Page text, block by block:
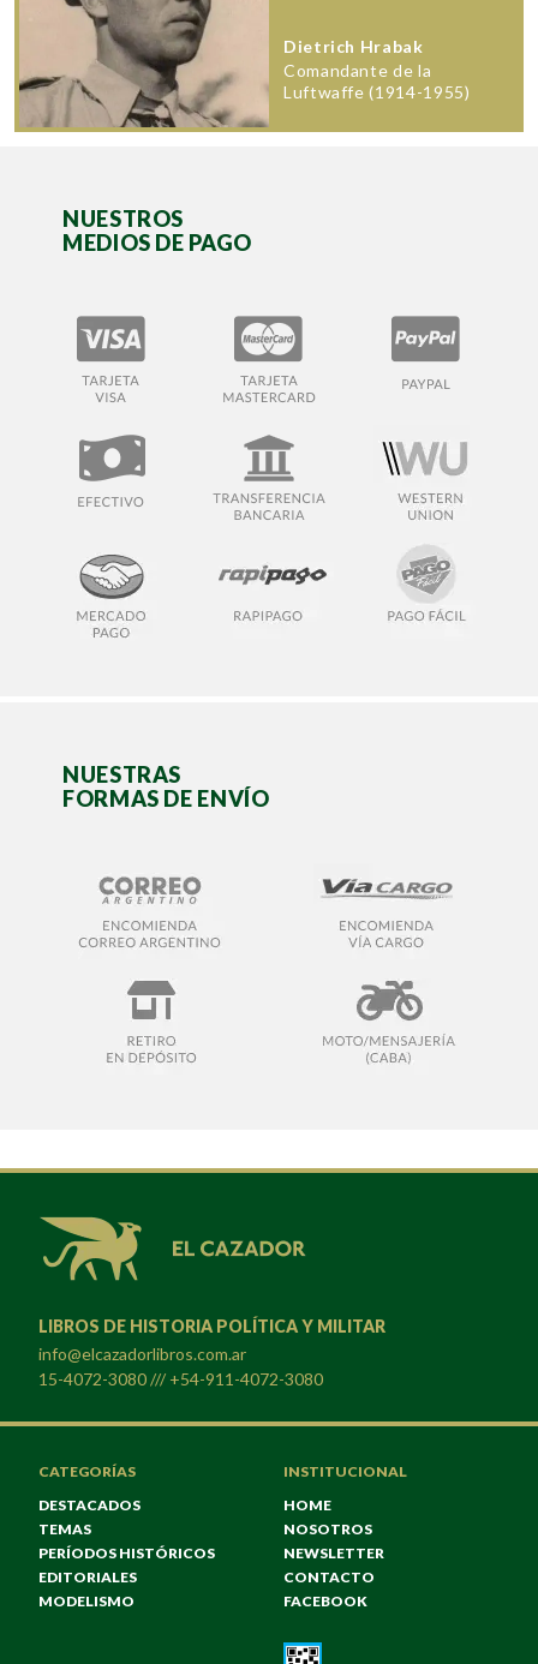
Dietrich Hrabak
Comandante de la
Luftwaffe (1914-1955)
NUESTROS
MEDIOS DE PAGO
NUESTRAS
FORMAS DE ENVÍO
LIBROS DE HISTORIA POLÍTICA Y MILITAR
info@elcazadorlibros.com.ar
15-4072-3080 /// +54-911-4072-3080
CATEGORÍAS
DESTACADOS
TEMAS
PERÍODOS HISTÓRICOS
EDITORIALES
MODELISMO
INSTITUCIONAL
HOME
NOSOTROS
NEWSLETTER
CONTACTO
FACEBOOK